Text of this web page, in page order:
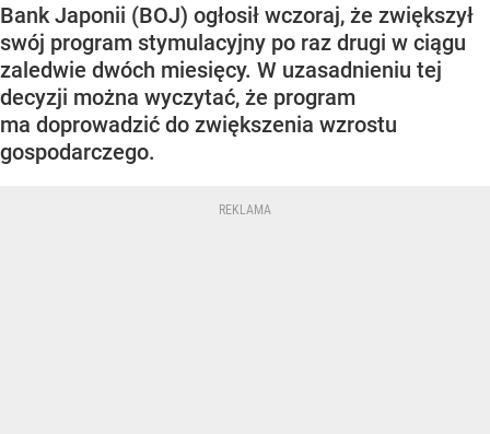
Bank Japonii (BOJ) ogłosił wczoraj, że zwiększył
swój program stymulacyjny po raz drugi w ciągu
zaledwie dwóch miesięcy. W uzasadnieniu tej
decyzji można wyczytać, że program
ma doprowadzić do zwiększenia wzrostu
gospodarczego.